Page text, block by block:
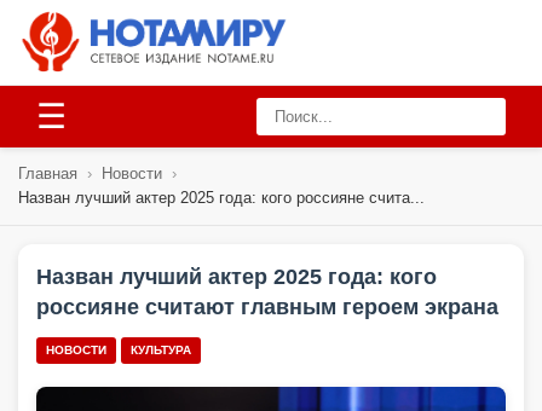
☰
Главная › Новости ›
Назван лучший актер 2025 года: кого россияне счита...
Назван лучший актер 2025 года: кого
россияне считают главным героем экрана
НОВОСТИ КУЛЬТУРА